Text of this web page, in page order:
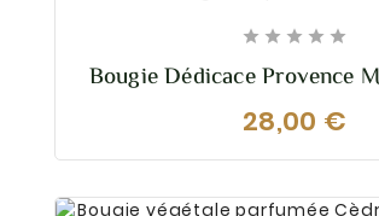
    
Bougie Dédicace Provence
Bougie Végétale28,00 €